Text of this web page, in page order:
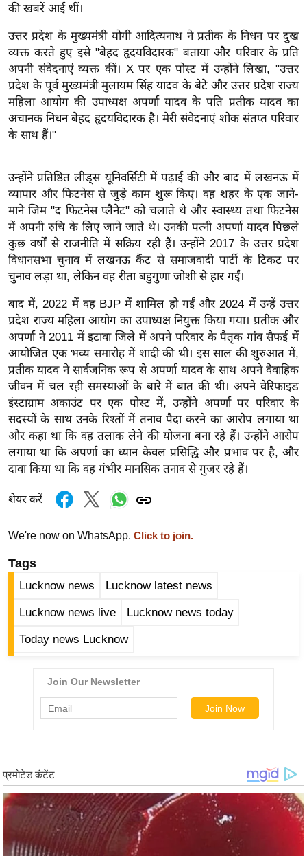
श
ख्सि
य
त
यं
ग
इं
डि
सा
हि
त्य
ज
ग
त
टो
व
र्ल्ड
न्यू
ज
ब्री
फ
म
नो
रं
ज
ज
त
बॉ
ड
स
मी
क्षा
B
r
की खबरें आई थीं।
उत्तर प्रदेश के मुख्यमंत्री योगी आदित्यनाथ ने प्रतीक के निधन पर दुख
व्यक्त करते हुए इसे "बेहद हृदयविदारक" बताया और परिवार के प्रति
अपनी संवेदनाएं व्यक्त कीं। X पर एक पोस्ट में उन्होंने लिखा, "उत्तर
प्रदेश के पूर्व मुख्यमंत्री मुलायम सिंह यादव के बेटे और उत्तर प्रदेश राज्य
महिला आयोग की उपाध्यक्ष अपर्णा यादव के पति प्रतीक यादव का
अचानक निधन बेहद हृदयविदारक है। मेरी संवेदनाएं शोक संतप्त परिवार
के साथ हैं।"
उन्होंने प्रतिष्ठित लीड्स यूनिवर्सिटी में पढ़ाई की और बाद में लखनऊ में
व्यापार और फिटनेस से जुड़े काम शुरू किए। वह शहर के एक जाने-
माने जिम "द फिटनेस प्लैनेट" को चलाते थे और स्वास्थ्य तथा फिटनेस
में अपनी रुचि के लिए जाने जाते थे। उनकी पत्नी अपर्णा यादव पिछले
कुछ वर्षों से राजनीति में सक्रिय रही हैं। उन्होंने 2017 के उत्तर प्रदेश
विधानसभा चुनाव में लखनऊ कैंट से समाजवादी पार्टी के टिकट पर
चुनाव लड़ा था, लेकिन वह रीता बहुगुणा जोशी से हार गईं।
बाद में, 2022 में वह BJP में शामिल हो गईं और 2024 में उन्हें उत्तर
प्रदेश राज्य महिला आयोग का उपाध्यक्ष नियुक्त किया गया। प्रतीक और
अपर्णा ने 2011 में इटावा जिले में अपने परिवार के पैतृक गांव सैफई में
आयोजित एक भव्य समारोह में शादी की थी। इस साल की शुरुआत में,
प्रतीक यादव ने सार्वजनिक रूप से अपर्णा यादव के साथ अपने वैवाहिक
जीवन में चल रही समस्याओं के बारे में बात की थी। अपने वेरिफाइड
इंस्टाग्राम अकाउंट पर एक पोस्ट में, उन्होंने अपर्णा पर परिवार के
सदस्यों के साथ उनके रिश्तों में तनाव पैदा करने का आरोप लगाया था
और कहा था कि वह तलाक लेने की योजना बना रहे हैं। उन्होंने आरोप
लगाया था कि अपर्णा का ध्यान केवल प्रसिद्धि और प्रभाव पर है, और
दावा किया था कि वह गंभीर मानसिक तनाव से गुजर रहे हैं।
शेयर करें
We're now on WhatsApp. Click to join.
Tags
Lucknow news Lucknow latest news
Lucknow news live Lucknow news today
Today news Lucknow